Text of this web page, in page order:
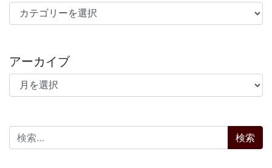
カテゴリー
アーカイブ
アーカイブ
検索: